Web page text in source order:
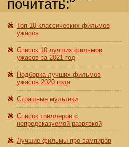
почитать:
Топ-10 классических фильмов
ужасов
Список 10 лучших фильмов
ужасов за 2021 год
Подборка лучших фильмов
ужасов 2020 года
Страшные мультики
Список триллеров с
непредсказуемой развязкой
Лучшие фильмы про вампиров